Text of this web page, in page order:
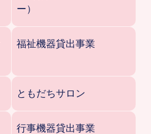
ー）
福祉機器貸出事業
ともだちサロン
行事機器貸出事業